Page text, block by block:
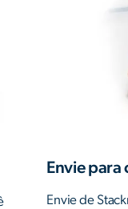
Envie para
Envie de